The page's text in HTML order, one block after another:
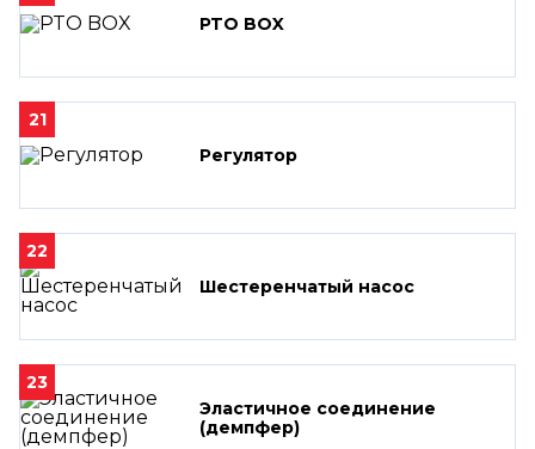
PTO BOX
21
Регулятор
22
Шестеренчатый насос
23
Эластичное соединение
(демпфер)